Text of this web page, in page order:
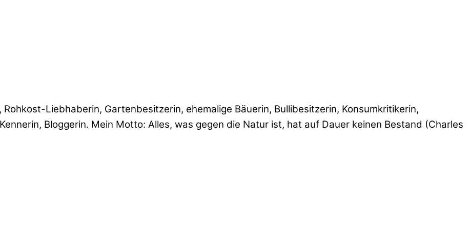
Liebhaberin, Gartenbesitzerin, ehemalige Bäuerin, Bullibesitzerin, Konsumkritikerin,
Bloggerin. Mein Motto: Alles, was gegen die Natur ist, hat auf Dauer keinen Bestand (Charles